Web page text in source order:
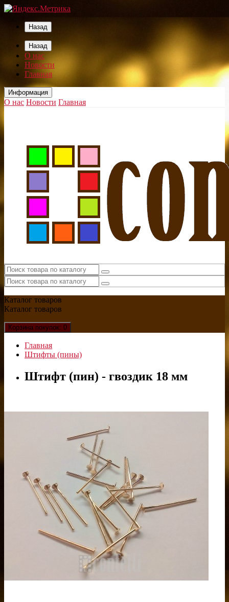
Назад
Назад
О нас
Новости
Главная
Информация
О нас Новости Главная
Каталог товаров
Каталог товаров
Корзина покупок: 0
Главная
Штифты (пины)
Штифт (пин) - гвоздик 18 мм